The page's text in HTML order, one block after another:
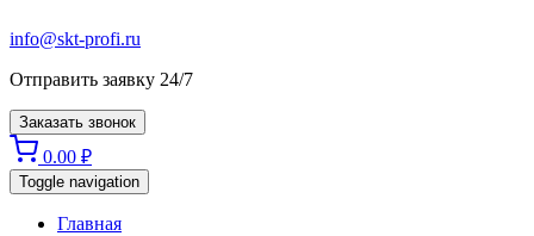
info@skt-profi.ru
Отправить заявку 24/7
Заказать звонок
0.00 ₽
Toggle navigation
Главная